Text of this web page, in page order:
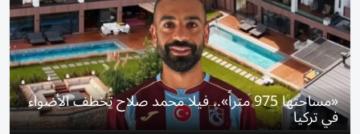
«مساحتها 975 متراً».. فيلا محمد صلاح تخطف الأضواء
في تركيا